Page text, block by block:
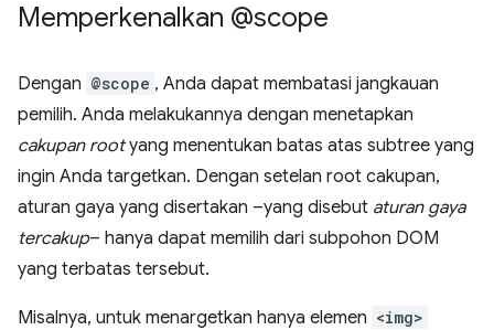
Memperkenalkan @scope
Dengan @scope , Anda dapat membatasi jangkauan
pemilih. Anda melakukannya dengan menetapkan
cakupan rootyang menentukan batas atas subtree yang
ingin Anda targetkan. Dengan setelan root cakupan,
aturan gaya yang disertakan –yang disebut aturan gaya
tercakup– hanya dapat memilih dari subpohon DOM
yang terbatas tersebut.
Misalnya, untuk menargetkan hanya elemen <img>